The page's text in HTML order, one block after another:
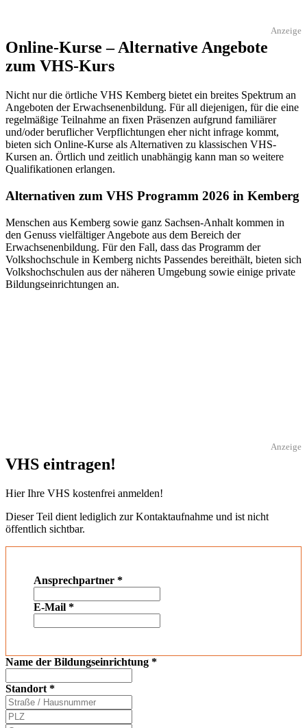
Anzeige
Online-Kurse – Alternative Angebote
zum VHS-Kurs
Nicht nur die örtliche VHS Kemberg bietet ein breites Spektrum an
Angeboten der Erwachsenenbildung. Für all diejenigen, für die eine
regelmäßige Teilnahme an fixen Präsenzen aufgrund familiärer
und/oder beruflicher Verpflichtungen eher nicht infrage kommt,
bieten sich Online-Kurse als Alternativen zu klassischen VHS-
Kursen an. Örtlich und zeitlich unabhängig kann man so weitere
Qualifikationen erlangen.
Alternativen zum VHS Programm 2026 in Kemberg
Menschen aus Kemberg sowie ganz Sachsen-Anhalt kommen in
den Genuss vielfältiger Angebote aus dem Bereich der
Erwachsenenbildung. Für den Fall, dass das Programm der
Volkshochschule in Kemberg nichts Passendes bereithält, bieten sich
Volkshochschulen aus der näheren Umgebung sowie einige private
Bildungseinrichtungen an.
Anzeige
VHS eintragen!
Hier Ihre VHS kostenfrei anmelden!
Dieser Teil dient lediglich zur Kontaktaufnahme und ist nicht
öffentlich sichtbar.
Ansprechpartner *
E-Mail *
Name der Bildungseinrichtung *
Standort *